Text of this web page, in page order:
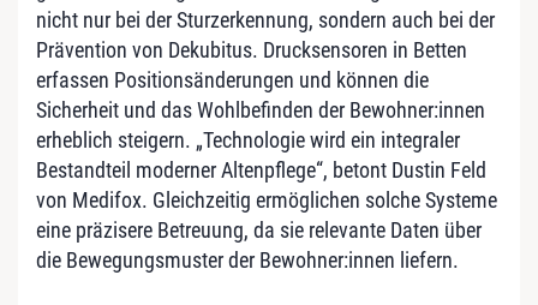
nicht nur bei der Sturzerkennung, sondern auch bei der
Prävention von Dekubitus. Drucksensoren in Betten
erfassen Positionsänderungen und können die
Sicherheit und das Wohlbefinden der Bewohner:innen
erheblich steigern. „Technologie wird ein integraler
Bestandteil moderner Altenpflege“, betont Dustin Feld
von Medifox. Gleichzeitig ermöglichen solche Systeme
eine präzisere Betreuung, da sie relevante Daten über
die Bewegungsmuster der Bewohner:innen liefern.